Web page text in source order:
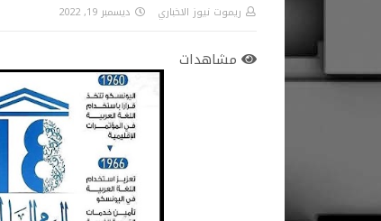
ريموت نيوز الاخباري ديسمبر 19, 2022
مشاهدات